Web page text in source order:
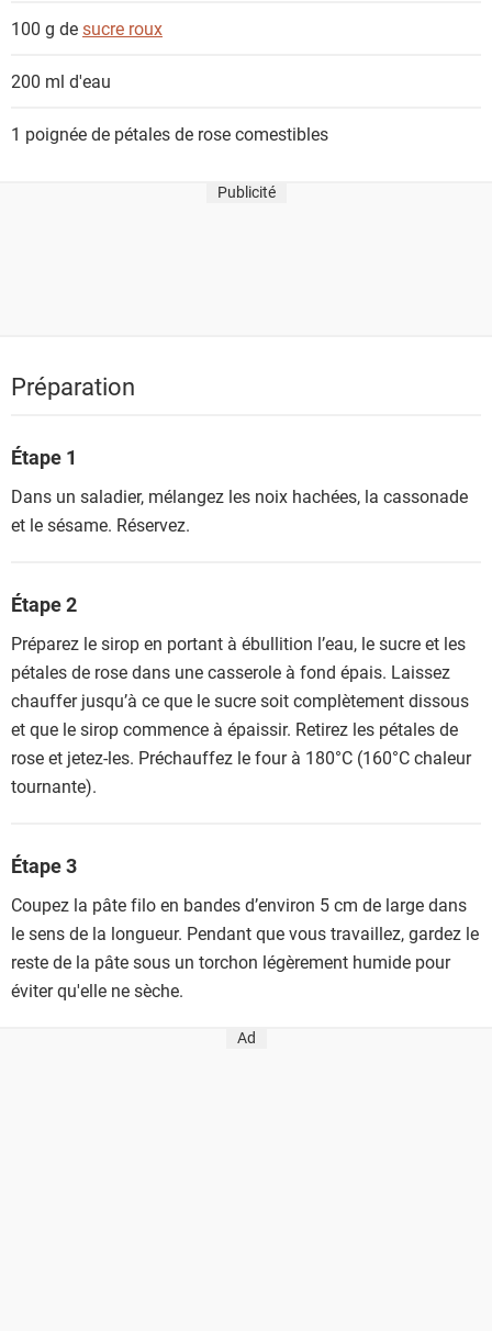
100 g desucre roux
200 ml d'eau
1 poignée de pétales de rose comestibles
Publicité
Préparation
Étape 1
Dans un saladier, mélangez les noix hachées, la cassonade
et le sésame. Réservez.
Étape 2
Préparez le sirop en portant à ébullition l’eau, le sucre et les
pétales de rose dans une casserole à fond épais. Laissez
chauffer jusqu’à ce que le sucre soit complètement dissous
et que le sirop commence à épaissir. Retirez les pétales de
rose et jetez-les. Préchauffez le four à 180°C (160°C chaleur
tournante).
Étape 3
Coupez la pâte filo en bandes d’environ 5 cm de large dans
le sens de la longueur. Pendant que vous travaillez, gardez le
reste de la pâte sous un torchon légèrement humide pour
éviter qu'elle ne sèche.
Ad